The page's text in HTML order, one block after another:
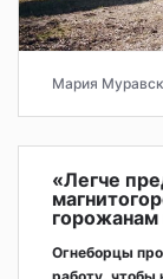
Мария
«Легче
горожанам
Огнеборцы